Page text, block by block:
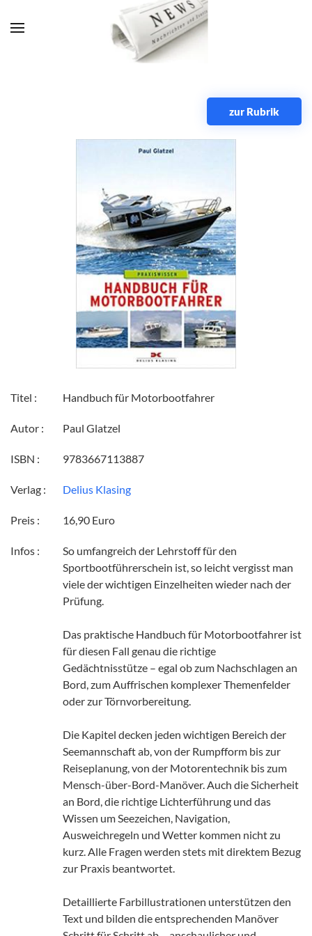
Zum Hauptinhalt springen
zur Rubrik
Titel : Handbuch für Motorbootfahrer
Autor : Paul Glatzel
ISBN : 9783667113887
Verlag : Delius Klasing
Preis : 16,90 Euro
Infos :
So umfangreich der Lehrstoff für den
Sportbootführerschein ist, so leicht vergisst man
viele der wichtigen Einzelheiten wieder nach der
Prüfung.
Das praktische Handbuch für Motorbootfahrer ist
für diesen Fall genau die richtige
Gedächtnisstütze – egal ob zum Nachschlagen an
Bord, zum Auffrischen komplexer Themenfelder
oder zur Törnvorbereitung.
Die Kapitel decken jeden wichtigen Bereich der
Seemannschaft ab, von der Rumpfform bis zur
Reiseplanung, von der Motorentechnik bis zum
Mensch-über-Bord-Manöver. Auch die Sicherheit
an Bord, die richtige Lichterführung und das
Wissen um Seezeichen, Navigation,
Ausweichregeln und Wetter kommen nicht zu
kurz. Alle Fragen werden stets mit direktem Bezug
zur Praxis beantwortet.
Detaillierte Farbillustrationen unterstützen den
Text und bilden die entsprechenden Manöver